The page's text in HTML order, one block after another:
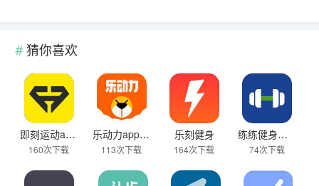
猜你喜欢
即刻运动app免费下载
160次下载
乐动力app官方正版
113次下载
乐刻健身
164次下载
练练健身免费版
74次下载